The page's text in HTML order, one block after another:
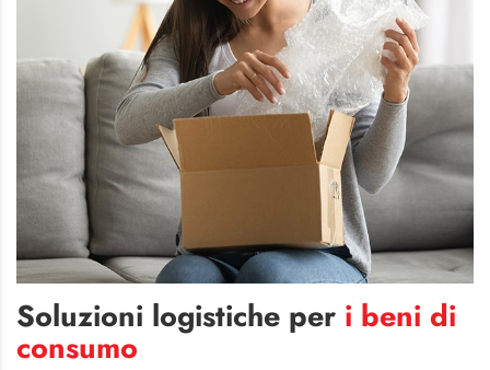
Soluzioni logistiche per i beni di
consumo